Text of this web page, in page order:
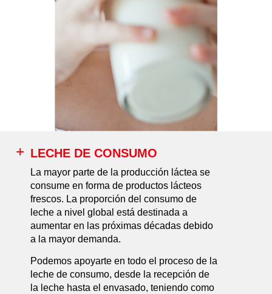
LECHE DE CONSUMO
La mayor parte de la producción láctea se
consume en forma de productos lácteos
frescos. La proporción del consumo de
leche a nivel global está destinada a
aumentar en las próximas décadas debido
a la mayor demanda.
Podemos apoyarte en todo el proceso de la
leche de consumo, desde la recepción de
la leche hasta el envasado, teniendo como